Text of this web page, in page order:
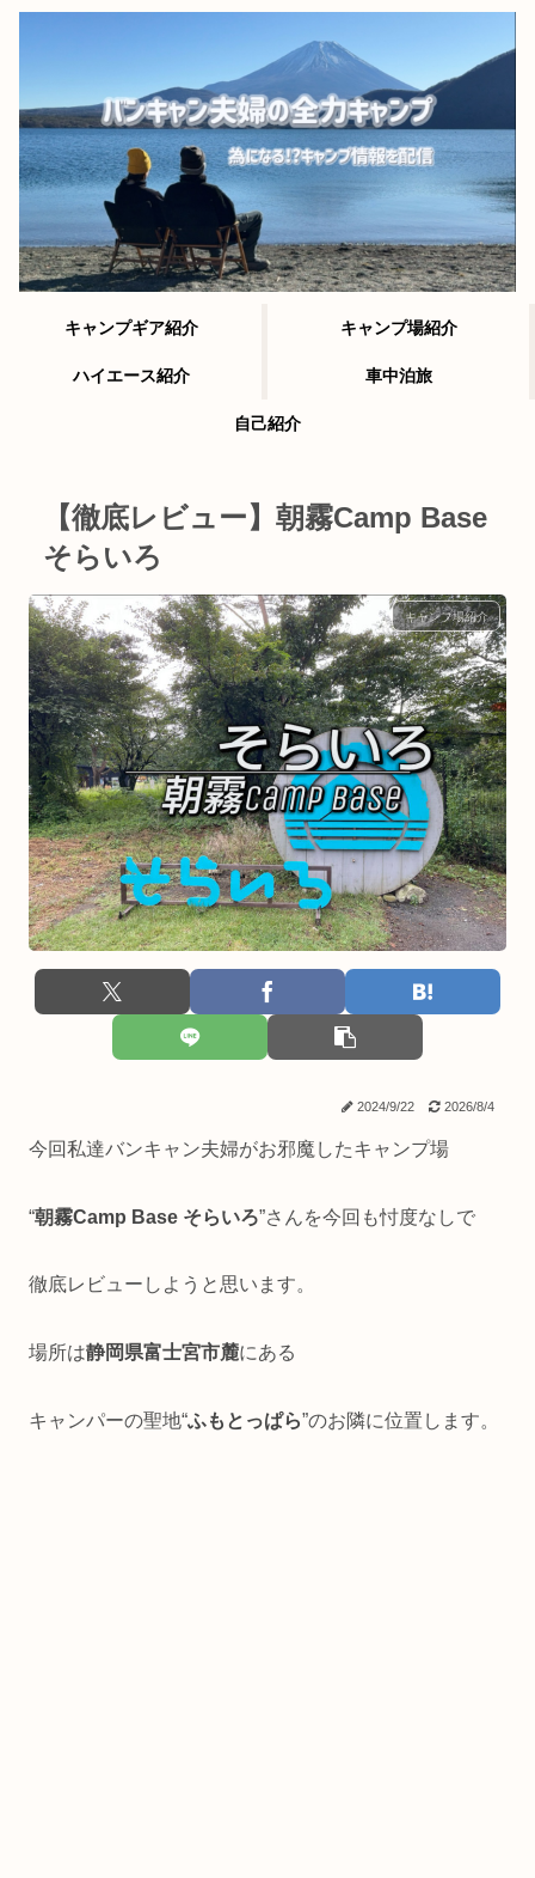
キャンプギア紹介 キャンプ場紹介
ハイエース紹介 車中泊旅
自己紹介
【徹底レビュー】朝霧Camp Base
そらいろ
キャンプ場紹介
2024/9/22 2026/8/4
今回私達バンキャン夫婦がお邪魔したキャンプ場
“朝霧Camp Base そらいろ”さんを今回も忖度なしで
徹底レビューしようと思います。
場所は静岡県富士宮市麓にある
キャンパーの聖地“ふもとっぱら”のお隣に位置します。